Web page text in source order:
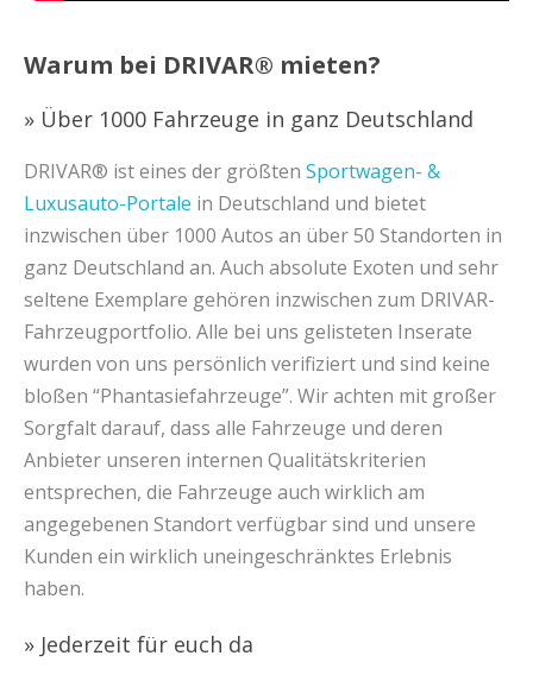
Warum bei DRIVAR® mieten?
» Über 1000 Fahrzeuge in ganz Deutschland
DRIVAR® ist eines der größten Sportwagen- &
Luxusauto-Portale in Deutschland und bietet
inzwischen über 1000 Autos an über 50 Standorten in
ganz Deutschland an. Auch absolute Exoten und sehr
seltene Exemplare gehören inzwischen zum DRIVAR-
Fahrzeugportfolio. Alle bei uns gelisteten Inserate
wurden von uns persönlich verifiziert und sind keine
bloßen “Phantasiefahrzeuge”. Wir achten mit großer
Sorgfalt darauf, dass alle Fahrzeuge und deren
Anbieter unseren internen Qualitätskriterien
entsprechen, die Fahrzeuge auch wirklich am
angegebenen Standort verfügbar sind und unsere
Kunden ein wirklich uneingeschränktes Erlebnis
haben.
» Jederzeit für euch da